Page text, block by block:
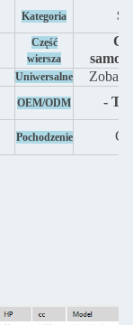
Kategoria
Część
wiersza
Uniwersalne
OEM/ODM -
Pochodzenie